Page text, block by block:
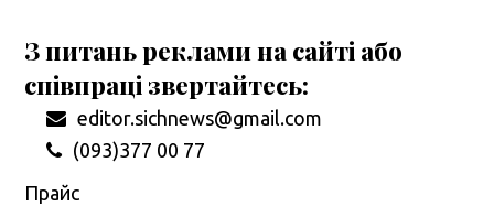
З питань реклами на сайті або
співпраці звертайтесь:
editor.sichnews@gmail.com
(093)377 00 77
Прайс